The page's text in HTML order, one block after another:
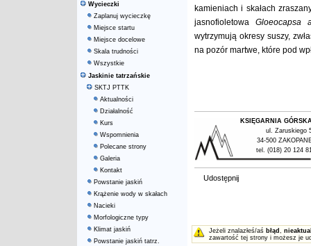
Wycieczki
Zaplanuj wycieczkę
Miejsce startu
Miejsce docelowe
Skala trudności
Wszystkie
Jaskinie tatrzańskie
SKTJ PTTK
Aktualności
Działalność
Kurs
Wspomnienia
Polecane strony
Galeria
Kontakt
Powstanie jaskiń
Krążenie wody w skałach
Nacieki
Morfologiczne typy
Klimat jaskiń
Powstanie jaskiń tatrz.
kamieniach i skałach
jasnofioletowaGloeocapsa
wytrzymują okresy suszy,
na pozór martwe, które pod
KSIĘGARNIA
ul. Zaruskiego
34-500
tel. (018) 20 124
Udostępnij
Jeżeli znalazłeś/aś błąd ,
zawartość tej strony i możesz je